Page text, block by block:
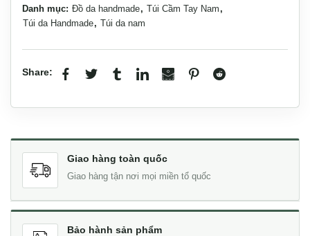
Danh mục: Đồ da handmade, Túi Cầm Tay Nam ,
Túi da Handmade, Túi da nam
Share:
Giao hàng toàn quốc
Giao hàng tận nơi mọi miền tổ quốc
Bảo hành sản phẩm